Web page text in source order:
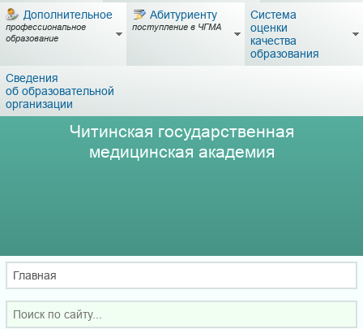
Дополнительное
профессиональное
образование
Абитуриенту
поступление в ЧГМА
Система
оценки
качества
образования
Сведения
об образовательной
организации
Читинская государственная
медицинская академия
Главная